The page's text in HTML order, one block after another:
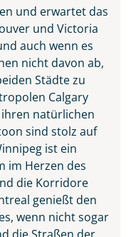
und erwartet das
und Victoria
auch wenn es
nicht davon ab,
Städte zu
Calgary
natürlichen
sind stolz auf
ist ein
im Herzen des
die Korridore
genießt den
wenn nicht sogar